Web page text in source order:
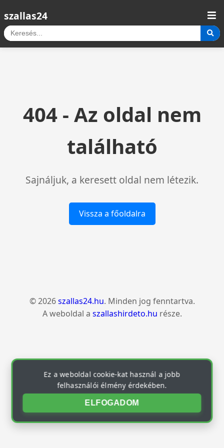
szallas24
404 - Az oldal nem
található
Sajnáljuk, a keresett oldal nem létezik.
Vissza a főoldalra
© 2026szallas24.hu. Minden jog fenntartva.
A weboldal a szallashirdeto.hu része.
Ez a weboldal cookie-kat használ a jobb
felhasználói élmény érdekében.
ELFOGADOM